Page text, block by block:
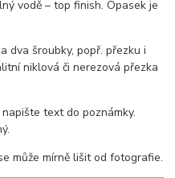
vodě – top finish. Opasek je
dva šroubky, popř. přezku i
niklová či nerezová přezka
text do poznámky.
může mírně lišit od fotografie.